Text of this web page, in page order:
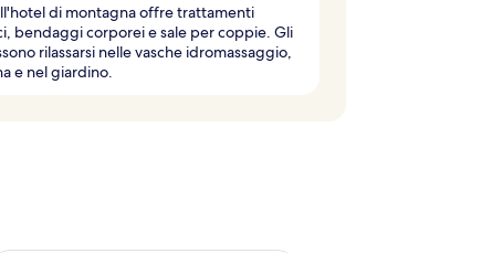
di montagna offre trattamenti
bendaggi corporei e sale per coppie. Gli
rilassarsi nelle vasche idromassaggio,
e nel giardino.